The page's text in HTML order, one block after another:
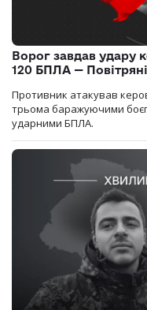
Ворог завдав удару
120 БПЛА —
Противник атакував
трьома баражуючими
ударними БПЛА.